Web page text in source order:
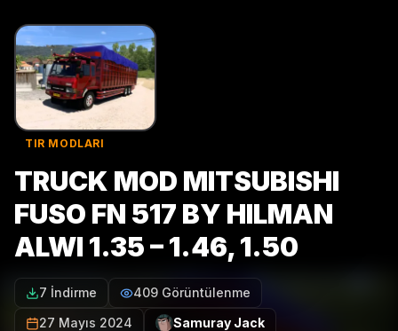
TIR MODLARI
TRUCK MOD MITSUBISHI
FUSO FN 517 BY HILMAN
ALWI 1.35 – 1.46, 1.50
7 İndirme
409 Görüntülenme
27 Mayıs 2024
Samuray Jack